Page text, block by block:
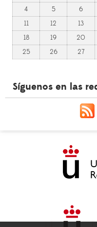
4
5 6
11
12 13
18
19 20
25
26 27
Síguenos en las